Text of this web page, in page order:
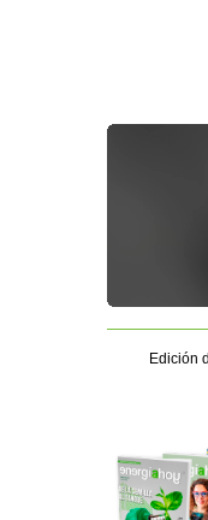
Edición